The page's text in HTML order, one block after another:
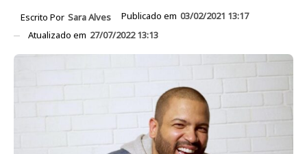
Escrito Por Sara Alves Publicado em 03/02/2021 13:17
Atualizado em 27/07/2022 13:13